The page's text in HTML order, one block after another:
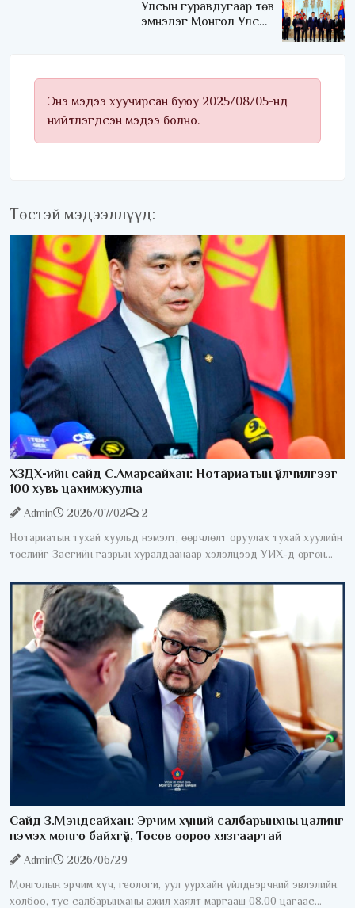
Улсын гуравдугаар төв
эмнэлэг Монгол Улсын
Энэ мэдээ хуучирсан буюу 2025/08/05-нд
нийтлэгдсэн мэдээ болно.
Төстэй мэдээллүүд:
ХЗДХ-ийн сайд С.Амарсайхан: Нотариатын үйлчилгээг
100 хувь цахимжуулна
Admin 2026/07/02
2
Нотариатын тухай хуульд нэмэлт, өөрчлөлт оруулах тухай хуулийн
төслийг Засгийн газрын хуралдаанаар хэлэлцээд УИХ-д өргөн
үйлчилгээг авахын
Сайд З.Мэндсайхан: Эрчим хүчний салбарынхны цалинг
нэмэх мөнгө байхгүй, Төсөв өөрөө хязгаартай
Admin
2026/06/29
Монголын эрчим хүч, геологи, уул уурхайн үйлдвэрчний эвлэлийн
холбоо, тус салбарынханы ажил хаялт маргааш 08.00 цагаас